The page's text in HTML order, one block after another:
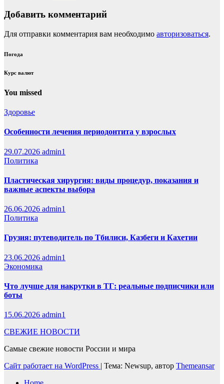
Добавить комментарий
Для отправки комментария вам необходимо авторизоваться.
Погода
Курс валют
You missed
Здоровье
Особенности лечения периодонтита у взрослых
29.07.2026 admin1
Политика
Пластическая хирургия: виды процедур, показания и
важные аспекты выбора
26.06.2026 admin1
Политика
Грузия: путеводитель по Тбилиси, Казбеги и Кахетии
23.06.2026 admin1
Экономика
Что лучше для накрутки в ТГ: реальные подписчики или
боты
15.06.2026 admin1
СВЕЖИЕ НОВОСТИ
Самые свежие новости России и мира
Сайт работает на WordPress | Тема: Newsup, автор Themeansar